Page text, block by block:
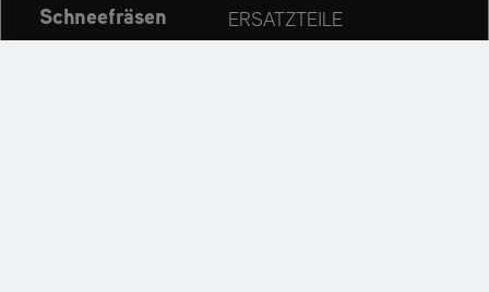
Schneefräsen
Aktuelles
ERSATZTEILE